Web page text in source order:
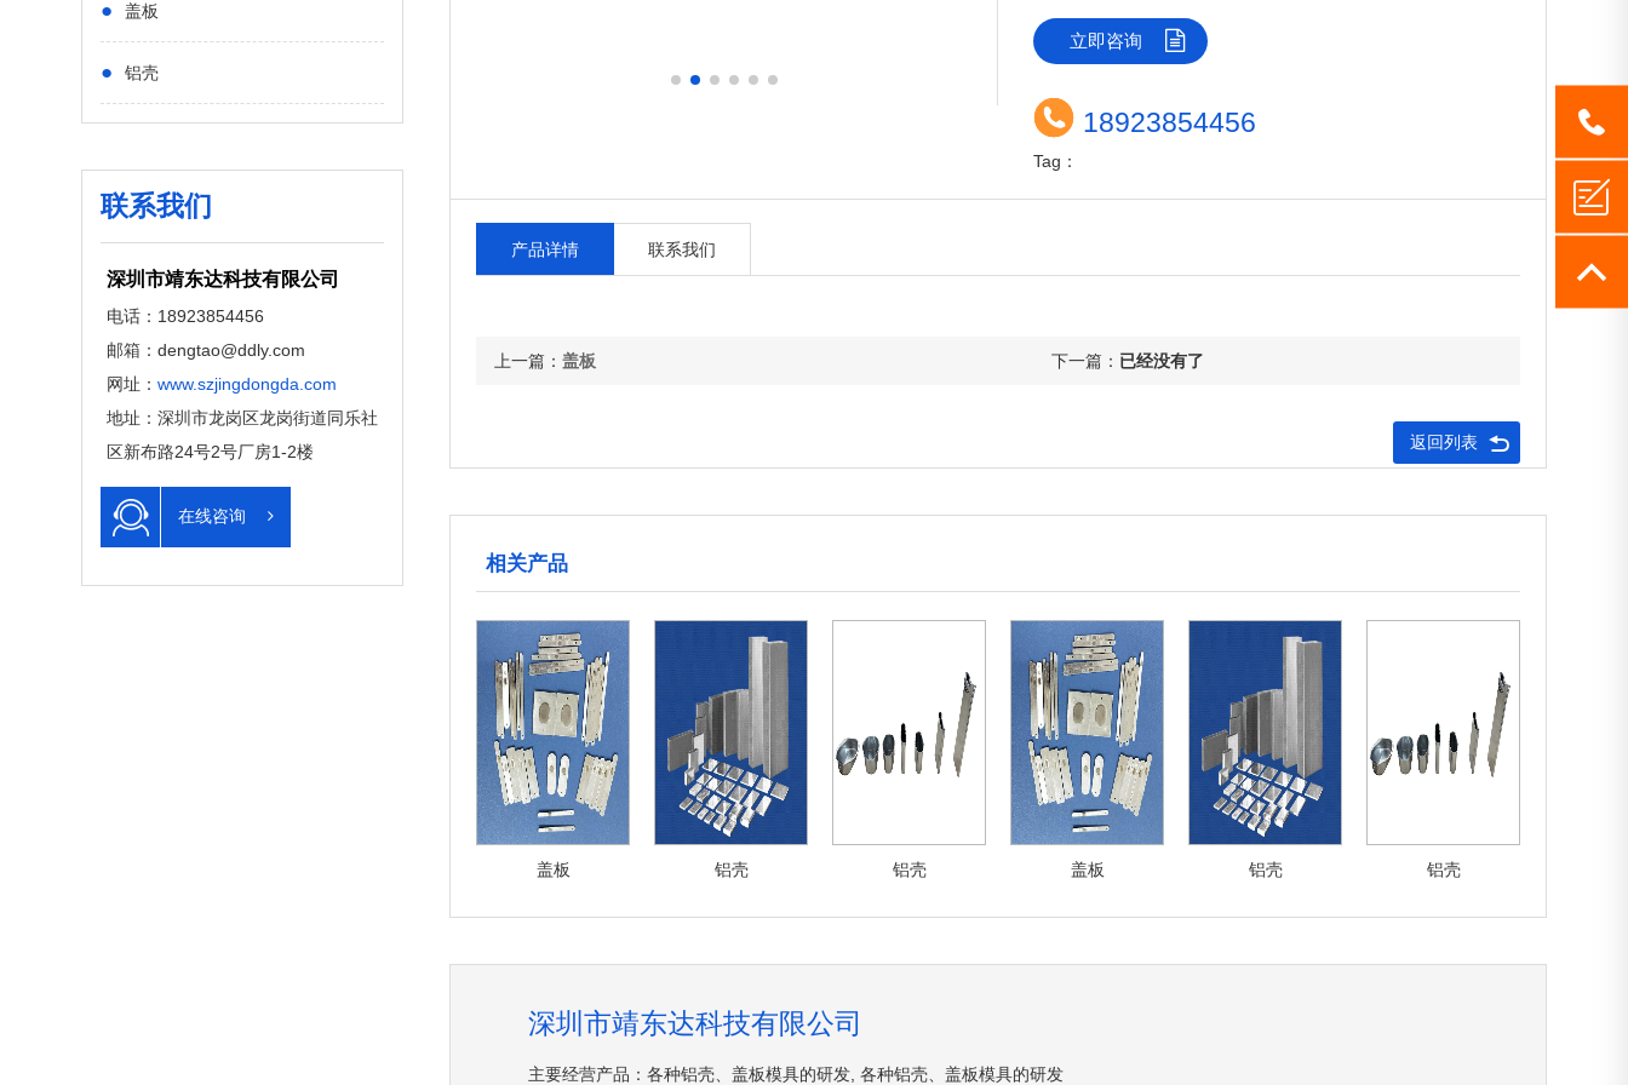
● 盖板
● 铝壳
联系我们
深圳市靖东达科技有限公司
电话：18923854456
邮箱：dengtao@ddly.com
网址：www.szjingdongda.com
地址：深圳市龙岗区龙岗街道同乐社
区新布路24号2号厂房1-2楼
在线咨询
立即咨询
18923854456
Tag：
产品详情 联系我们
上一篇：盖板 下一篇： 已经没有了
返回列表
相关产品
盖板 铝壳 铝壳 盖板 铝壳 铝壳
深圳市靖东达科技有限公司
主要经营产品：各种铝壳、盖板模具的研发, 各种铝壳、盖板模具的研发